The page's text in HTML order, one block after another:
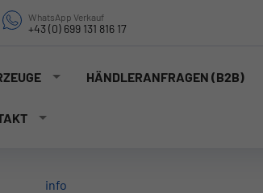
WhatsApp Verkauf
+43 (0) 699 131 816 17
HÄNDLERANFRAGEN (B2B)
info